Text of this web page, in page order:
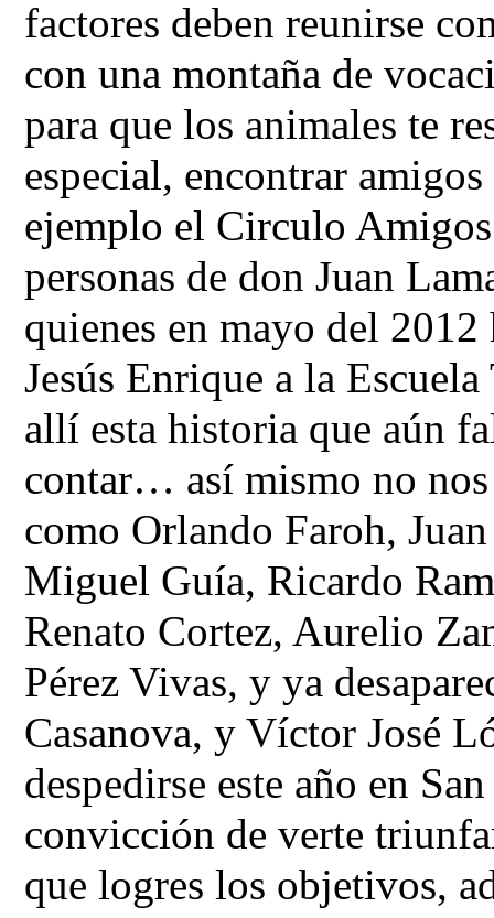
factores deben reunirse
con una montaña de
para que los animales te
especial, encontrar
ejemplo el Circulo
personas de don Juan
quienes en mayo del
Jesús Enrique a la
allí esta historia que aún
contar… así mismo no
como Orlando Faroh,
Miguel Guía, Ricardo
Renato Cortez, Aurelio
Pérez Vivas, y ya
Casanova, y Víctor José
despedirse este año en
convicción de verte
que logres los objetivos,